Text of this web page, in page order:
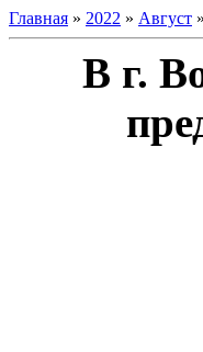
Главная » 2022 » Август »
В г.